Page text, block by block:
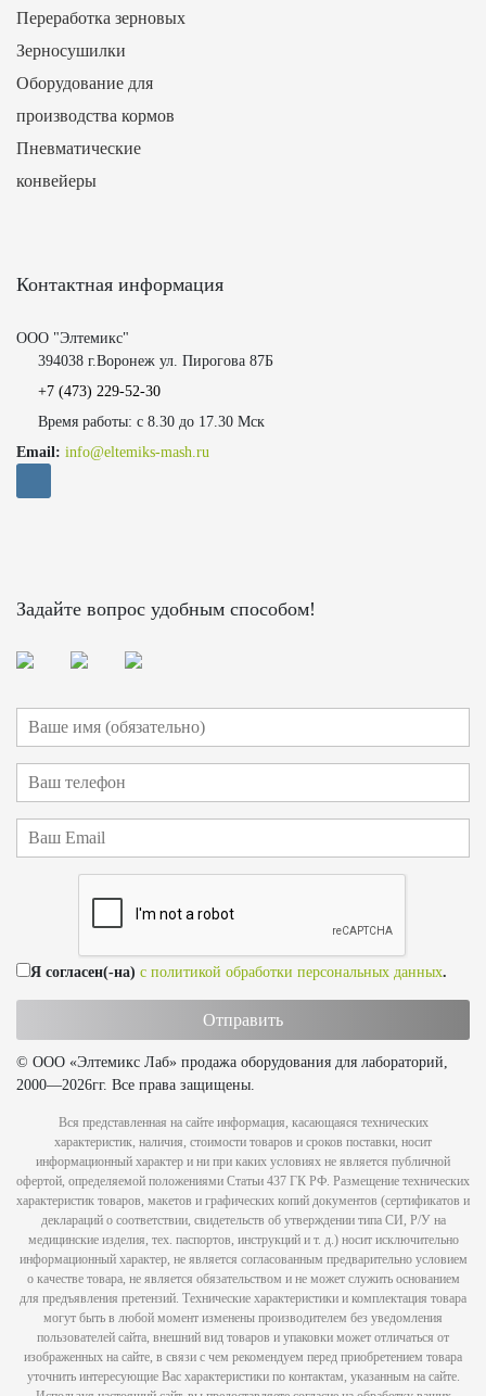
Переработка зерновых
Зерносушилки
Оборудование для
производства кормов
Пневматические
конвейеры
Контактная информация
ООО "Элтемикс"
394038 г.Воронеж ул. Пирогова 87Б
+7 (473) 229-52-30
Время работы: с 8.30 до 17.30 Мск
Email: info@eltemiks-mash.ru
Задайте вопрос удобным способом!
Я согласен(-на) с политикой обработки персональных данных.
© ООО «Элтемикс Лаб» продажа оборудования для лабораторий,
2000—2026гг. Все права защищены.
Вся представленная на сайте информация, касающаяся технических
характеристик, наличия, стоимости товаров и сроков поставки, носит
информационный характер и ни при каких условиях не является публичной
офертой, определяемой положениями Статьи 437 ГК РФ. Размещение технических
характеристик товаров, макетов и графических копий документов (сертификатов и
деклараций о соответствии, свидетельств об утверждении типа СИ, Р/У на
медицинские изделия, тех. паспортов, инструкций и т. д.) носит исключительно
информационный характер, не является согласованным предварительно условием
о качестве товара, не является обязательством и не может служить основанием
для предъявления претензий. Технические характеристики и комплектация товара
могут быть в любой момент изменены производителем без уведомления
пользователей сайта, внешний вид товаров и упаковки может отличаться от
изображенных на сайте, в связи с чем рекомендуем перед приобретением товара
уточнить интересующие Вас характеристики по контактам, указанным на сайте.